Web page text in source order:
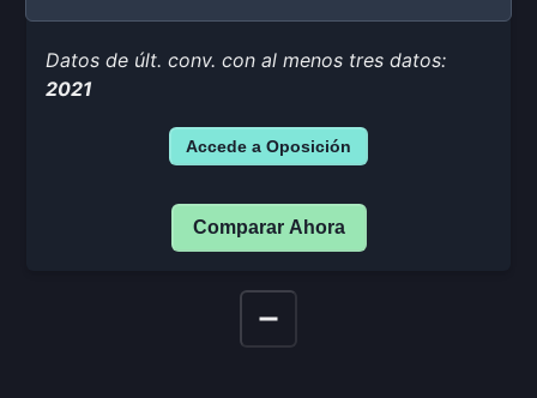
Datos de últ. conv. con al menos tres datos:
2021
Accede a Oposición
Comparar Ahora